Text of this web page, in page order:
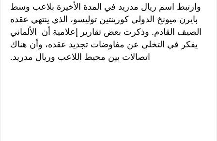
وارتبط اسم ريال مدريد في المدة الأخيرة بلاعب وسط
بايرن ميونخ الدولي كورينتين توليسو، الذي ينتهي عقده
الصيف القادم. وذكرت بعض تقارير إعلامية أن الألماني
يفكر في التخلي عن مفاوضات تجديد عقده، وأن هناك
اتصالات بين محيط اللاعب وريال مدريد.